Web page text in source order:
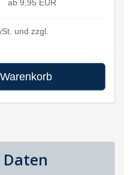
ab 9,95 EUR
und zzgl.
Daten